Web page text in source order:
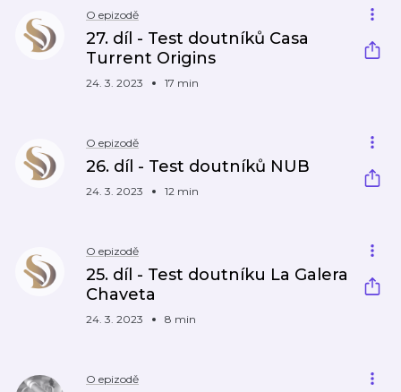
O epizodě
27. díl - Test doutníků Casa
Turrent Origins
24. 3. 2023 17 min
O epizodě
26. díl - Test doutníků NUB
24. 3. 2023 12 min
O epizodě
25. díl - Test doutníku La Galera
Chaveta
24. 3. 2023 8 min
O epizodě